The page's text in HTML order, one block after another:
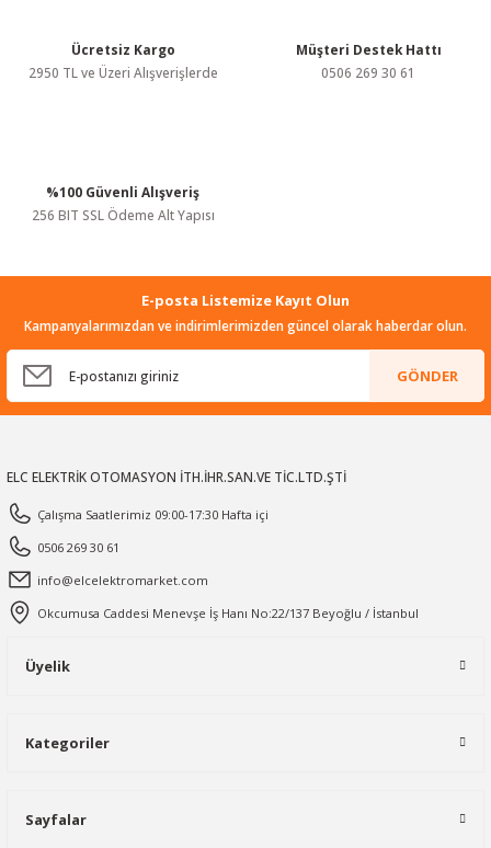
Bu ürüne benzer farklı alternatifler olmalı.
Ücretsiz Kargo
2950 TL ve Üzeri Alışverişlerde
Müşteri Destek Hattı
0506 269 30 61
%100 Güvenli Alışveriş
256 BIT SSL Ödeme Alt Yapısı
E-posta Listemize Kayıt Olun
Kampanyalarımızdan ve indirimlerimizden güncel olarak haberdar olun.
GÖNDER
ELC ELEKTRİK OTOMASYON İTH.İHR.SAN.VE TİC.LTD.ŞTİ
Çalışma Saatlerimiz 09:00-17:30 Hafta içi
0506 269 30 61
info@elcelektromarket.com
Okcumusa Caddesi Menevşe İş Hanı No:22/137 Beyoğlu / İstanbul
Üyelik
Kategoriler
Sayfalar